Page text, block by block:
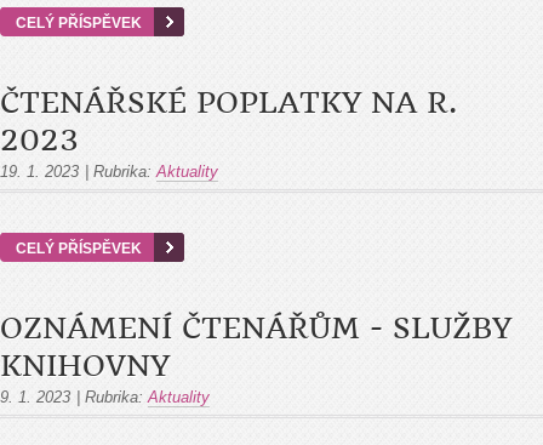
CELÝ PŘÍSPĚVEK
ČTENÁŘSKÉ POPLATKY NA R.
2023
19. 1. 2023 Rubrika: Aktuality
CELÝ PŘÍSPĚVEK
OZNÁMENÍ ČTENÁŘŮM - SLUŽBY
KNIHOVNY
9. 1. 2023 Rubrika: Aktuality